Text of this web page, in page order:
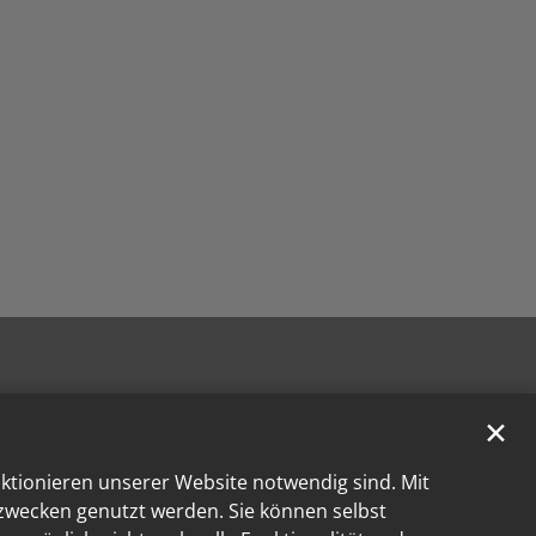
unserer Website notwendig sind. Mit
genutzt werden. Sie können selbst
✕